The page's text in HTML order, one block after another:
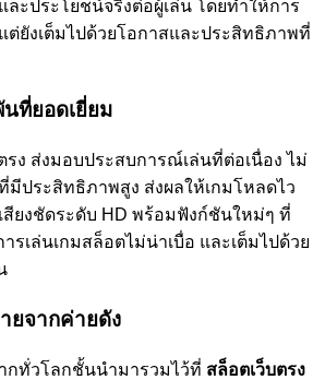
ละประโยชน์จริงต่อผู้เล่น โดยทำให้การ
ต่ยังเต็มไปด้วยโอกาสและประสิทธิภาพที่
ที่ยอดเยี่ยม
รง ส่งมอบประสบการณ์เล่นที่ต่อเนื่อง ไม่
มีประสิทธิภาพสูง ส่งผลให้เกมโหลดไว
สียงชัดระดับ HD พร้อมฟังก์ชันใหม่ๆ ที่
รเล่นเกมสล็อตไม่น่าเบื่อ และเต็มไปด้วย
ยจากค่ายดัง
กทั่วโลกชั้นนำมารวมไว้ที่ สล็อตเว็บตรง